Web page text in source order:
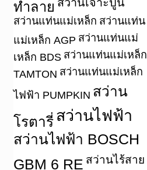
ทำลาย
สว่านแท่นแม่เหล็ก สว่านแท่น
แม่เหล็ก AGP สว่านแท่นแม่
เหล็ก BDS สว่านแท่นแม่เหล็ก
TAMTON สว่านแท่นแม่เหล็ก
ไฟฟ้า PUMPKIN สว่าน
โรตารี่ สว่านไฟฟ้า
สว่านไฟฟ้า BOSCH
GBM 6 RE สว่านไร้สาย